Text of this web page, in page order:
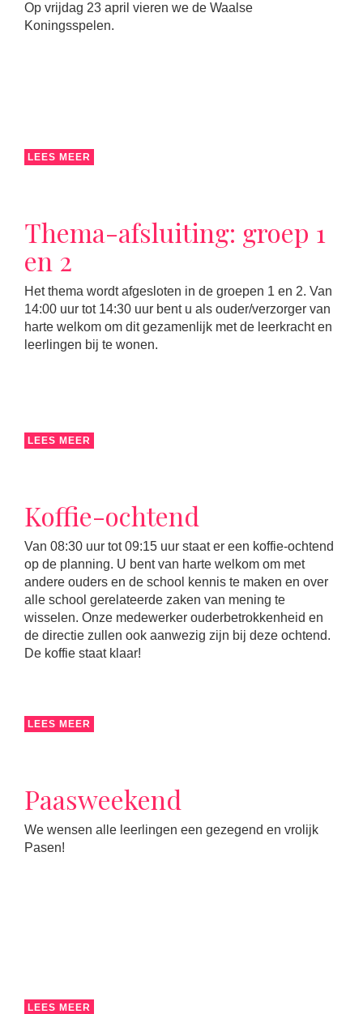
Op vrijdag 23 april vieren we de Waalse
Koningsspelen.
LEES MEER
Thema-afsluiting: groep 1
en 2
Het thema wordt afgesloten in de groepen 1 en 2. Van
14:00 uur tot 14:30 uur bent u als ouder/verzorger van
harte welkom om dit gezamenlijk met de leerkracht en
leerlingen bij te wonen.
LEES MEER
Koffie-ochtend
Van 08:30 uur tot 09:15 uur staat er een koffie-ochtend
op de planning. U bent van harte welkom om met
andere ouders en de school kennis te maken en over
alle school gerelateerde zaken van mening te
wisselen. Onze medewerker ouderbetrokkenheid en
de directie zullen ook aanwezig zijn bij deze ochtend.
De koffie staat klaar!
LEES MEER
Paasweekend
We wensen alle leerlingen een gezegend en vrolijk
Pasen!
LEES MEER